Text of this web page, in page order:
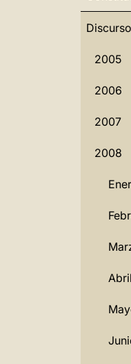
2005
2006
2007
2008
Abril